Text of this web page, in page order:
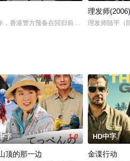
青 饰）意外惨死电梯间，掀开了一连串恐怖
，包养者又包养了年轻的姑娘，妈妈跳楼
，香港警方预备在回归前夕涤荡黑帮势力，
理发师(2006)
理发师陆平（
字 1.0
顶的那一边
HD中字
金谍行动